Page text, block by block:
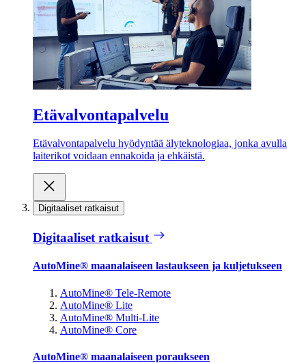
Etävalvontapalvelu
Etävalvontapalvelu hyödyntää älyteknologiaa, jonka avulla
laiterikot voidaan ennakoida ja ehkäistä.
Digitaaliset ratkaisut
Digitaaliset ratkaisut
AutoMine® maanalaiseen lastaukseen ja kuljetukseen
AutoMine® Tele-Remote
AutoMine® Lite
AutoMine® Multi-Lite
AutoMine® Core
AutoMine® maanalaiseen poraukseen